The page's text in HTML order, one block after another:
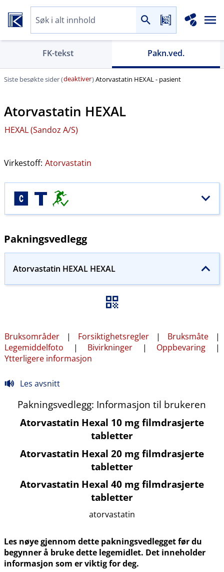
FK-tekst Pakn.ved.
Siste besøkte sider (deaktiver)Atorvastatin HEXAL - pasient
Atorvastatin HEXAL
HEXAL (Sandoz A​/​S)
Virkestoff: Atorvastatin
Pakningsvedlegg
Atorvastatin HEXAL HEXAL
Bruksområder | Forsiktighetsregler | Bruksmåte |
Legemiddelfoto | Bivirkninger | Oppbevaring |
Ytterligere informasjon
Les avsnitt
Pakningsvedlegg: Informasjon til brukeren
Atorvastatin Hexal 10 mg filmdrasjerte
tabletter
Atorvastatin Hexal 20 mg filmdrasjerte
tabletter
Atorvastatin Hexal 40 mg filmdrasjerte
tabletter
atorvastatin
Les nøye gjennom dette pakningsvedlegget før du
begynner å bruke dette legemidlet. Det inneholder
informasjon som er viktig for deg.